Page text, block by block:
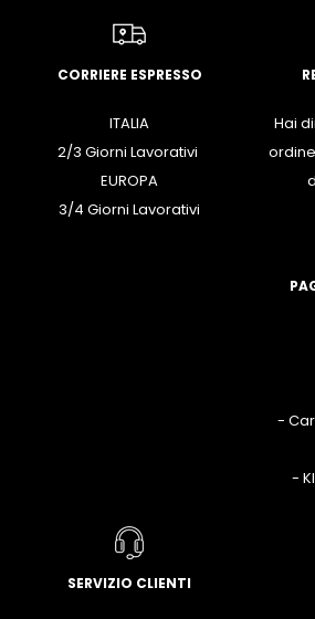
CORRIERE ESPRESSO
ITALIA
2/3 Giorni Lavorativi
EUROPA
3/4 Giorni Lavorativi
Hai
-
-
SERVIZIO CLIENTI